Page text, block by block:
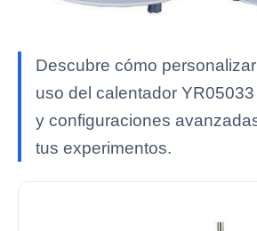
Descubre cómo
uso del calentador
y configuraciones
tus experimentos.